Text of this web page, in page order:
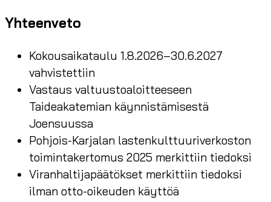
Yhteenveto
Kokousaikataulu 1.8.2026–30.6.2027
vahvistettiin
Vastaus valtuustoaloitteeseen
Taideakatemian käynnistämisestä
Joensuussa
Pohjois-Karjalan lastenkulttuuriverkoston
toimintakertomus 2025 merkittiin tiedoksi
Viranhaltijapäätökset merkittiin tiedoksi
ilman otto-oikeuden käyttöä